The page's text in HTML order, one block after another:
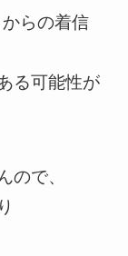
からの着信
る可能性が
ので、